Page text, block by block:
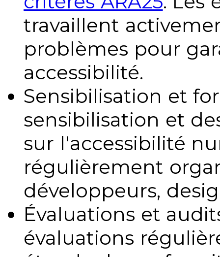
travaillent
problèmes pour
accessibilité.
Sensibilisation et
sensibilisation et
sur l'accessibilité
régulièrement
développeurs,
Évaluations et
évaluations